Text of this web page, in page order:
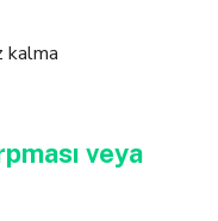
kalma
veya